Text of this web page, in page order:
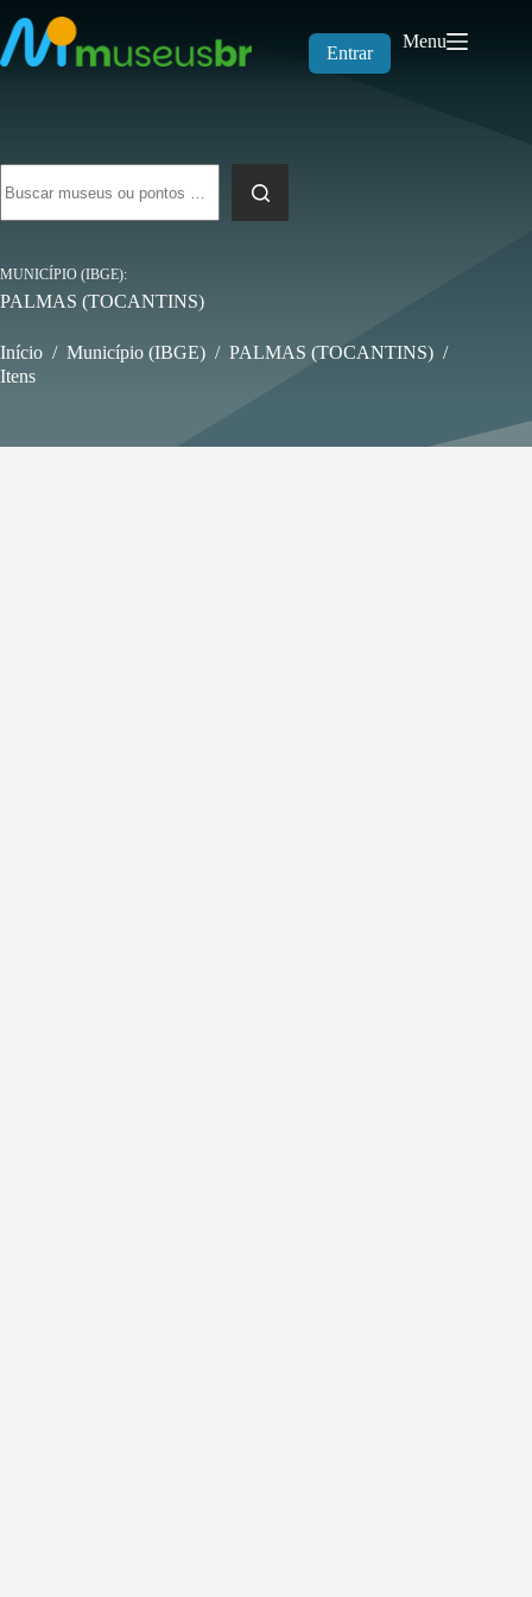
para
o
conteúdo
Entrar
Menu
resultados
MUNICÍPIO (IBGE)
PALMAS (TOCANTINS)
Início / Município (IBGE) / PALMAS (TOCANTINS) /
Itens